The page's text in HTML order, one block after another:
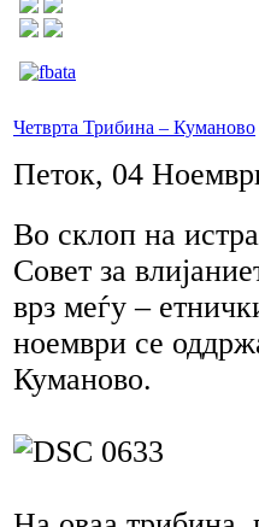
Четврта Трибина – Куманово
Петок, 04
Во склоп на
Совет за
врз меѓу –
ноември се
Куманово.